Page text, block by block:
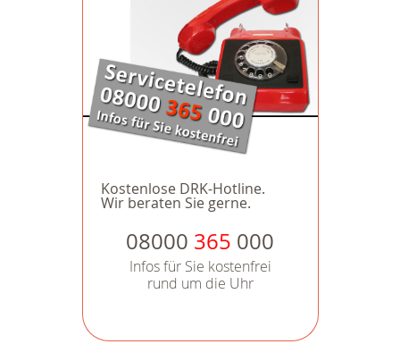
Kostenlose DRK-Hotline.
Wir beraten Sie gerne.
08000 365 000
Infos für Sie kostenfrei
rund um die Uhr